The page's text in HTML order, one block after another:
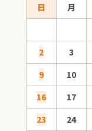
日 月
2
3
9
10
16
17
23
24